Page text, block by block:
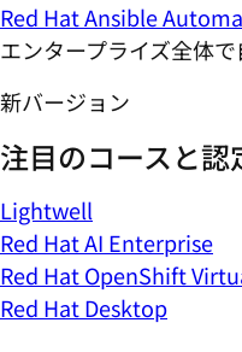
Red Hat Ansible
エンタープライズ全体で
新バージョン
注目のコースと認
Lightwell
Red Hat AI Enterprise
Red Hat OpenShift
Red Hat Desktop